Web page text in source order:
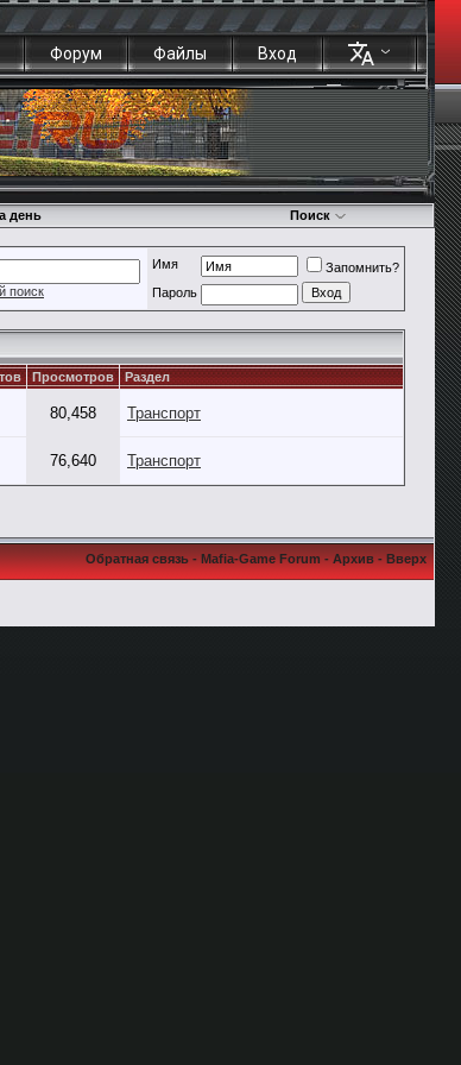
Форум Файлы Вход
день Поиск
поиск
Имя
Запомнить?
Пароль
Просмотров Раздел
80,458 Транспорт
76,640 Транспорт
Обратная связь-Mafia-Game Forum-Архив-Вверх